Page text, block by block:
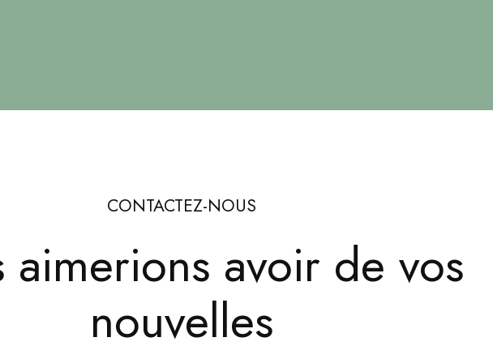
CONTACTEZ-NOUS
aimerions avoir de vos
nouvelles